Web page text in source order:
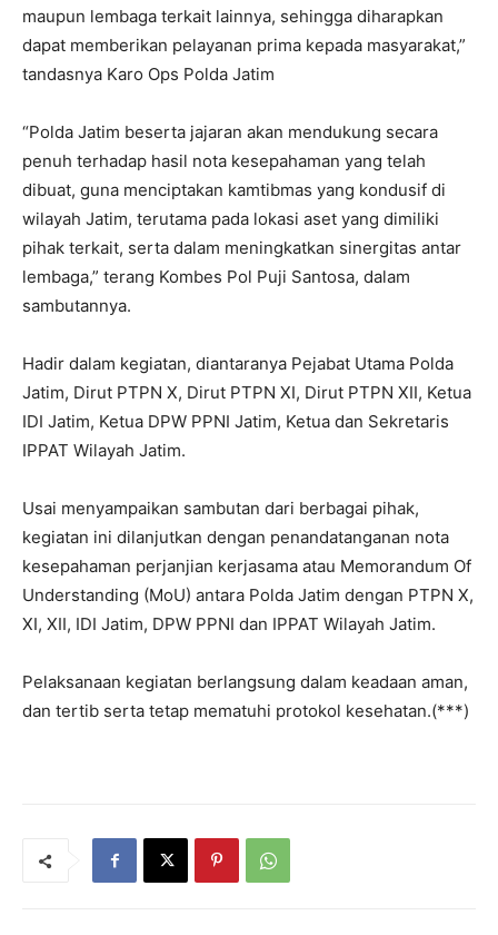
maupun lembaga terkait lainnya, sehingga diharapkan
dapat memberikan pelayanan prima kepada masyarakat,”
tandasnya Karo Ops Polda Jatim
“Polda Jatim beserta jajaran akan mendukung secara
penuh terhadap hasil nota kesepahaman yang telah
dibuat, guna menciptakan kamtibmas yang kondusif di
wilayah Jatim, terutama pada lokasi aset yang dimiliki
pihak terkait, serta dalam meningkatkan sinergitas antar
lembaga,” terang Kombes Pol Puji Santosa, dalam
sambutannya.
Hadir dalam kegiatan, diantaranya Pejabat Utama Polda
Jatim, Dirut PTPN X, Dirut PTPN XI, Dirut PTPN XII, Ketua
IDI Jatim, Ketua DPW PPNI Jatim, Ketua dan Sekretaris
IPPAT Wilayah Jatim.
Usai menyampaikan sambutan dari berbagai pihak,
kegiatan ini dilanjutkan dengan penandatanganan nota
kesepahaman perjanjian kerjasama atau Memorandum Of
Understanding (MoU) antara Polda Jatim dengan PTPN X,
XI, XII, IDI Jatim, DPW PPNI dan IPPAT Wilayah Jatim.
Pelaksanaan kegiatan berlangsung dalam keadaan aman,
dan tertib serta tetap mematuhi protokol kesehatan.(***)